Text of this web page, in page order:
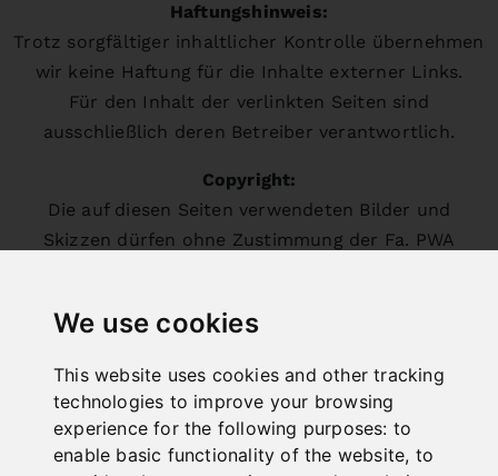
We use cookies
This website uses cookies and other tracking
technologies to improve your browsing
experience for the following purposes: to
enable basic functionality of the website, to
Haftungshinweis:
Trotz sorgfältiger inhaltlicher Kontrolle übernehmen
wir keine Haftung für die Inhalte externer Links.
Für den Inhalt der verlinkten Seiten sind
ausschließlich deren Betreiber verantwortlich.
Copyright:
Die auf diesen Seiten verwendeten Bilder und
Skizzen dürfen ohne Zustimmung der Fa. PWA